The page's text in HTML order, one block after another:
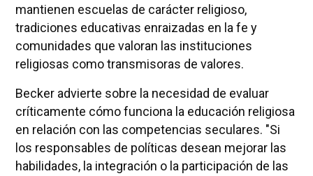
mantienen escuelas de carácter religioso,
tradiciones educativas enraizadas en la fe y
comunidades que valoran las instituciones
religiosas como transmisoras de valores.
Becker advierte sobre la necesidad de evaluar
críticamente cómo funciona la educación religiosa
en relación con las competencias seculares. "Si
los responsables de políticas desean mejorar las
habilidades, la integración o la participación de las